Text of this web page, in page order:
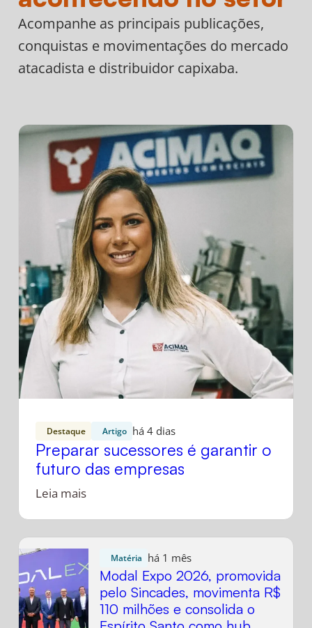
Acompanhe as principais publicações,
conquistas e movimentações do mercado
atacadista e distribuidor capixaba.
Destaque Artigo há 4 dias
Preparar sucessores é garantir o
futuro das empresas
Leia mais
Matéria há 1 mês
Modal Expo 2026, promovida
pelo Sincades, movimenta R$
110 milhões e consolida o